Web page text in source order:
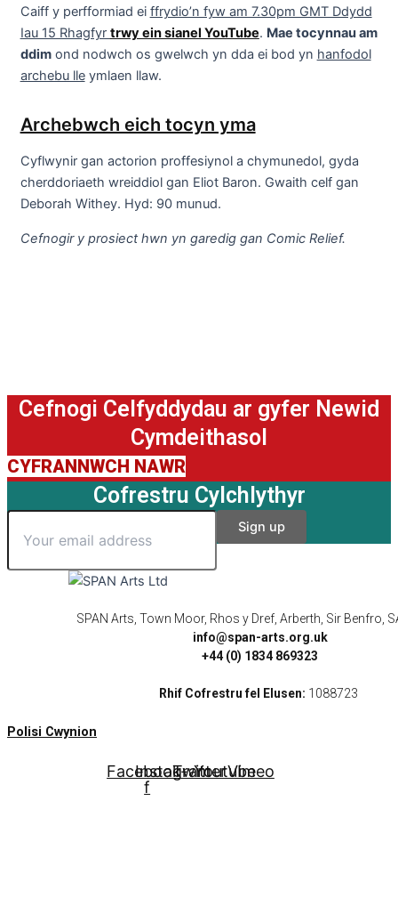
Caiff y perfformiad ei ffrydio’n fyw am 7.30pm GMT Ddydd
Iau 15 Rhagfyr trwy ein sianel YouTube. Mae tocynnau am
ddimond nodwch os gwelwch yn dda ei bod yn hanfodol
archebu lleymlaen llaw.
Archebwch eich tocyn yma
Cyflwynir gan actorion proffesiynol a chymunedol, gyda
cherddoriaeth wreiddiol gan Eliot Baron. Gwaith celf gan
Deborah Withey. Hyd: 90 munud.
Cefnogir y prosiect hwn yn garedig gan Comic Relief.
Cefnogi Celfyddydau ar gyfer Newid
Cymdeithasol
CYFRANNWCH NAWR
Cofrestru Cylchlythyr
SPAN Arts, Town Moor, Rhos y Dref, Arberth, Sir Benfro,
info@span-arts.org.uk
+44 (0) 1834 869323
Rhif Cofrestru fel Elusen: 1088723
Polisi Cwynion
Facebook-
f
Instagram
Twitter
Youtube
Vimeo